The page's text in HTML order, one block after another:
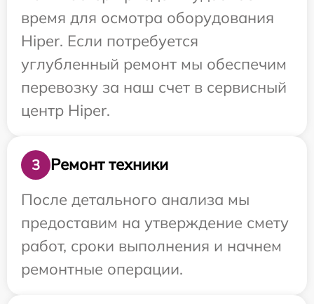
время для осмотра оборудования
Hiper. Если потребуется
углубленный ремонт мы обеспечим
перевозку за наш счет в сервисный
центр Hiper.
3
Ремонт техники
После детального анализа мы
предоставим на утверждение смету
работ, сроки выполнения и начнем
ремонтные операции.